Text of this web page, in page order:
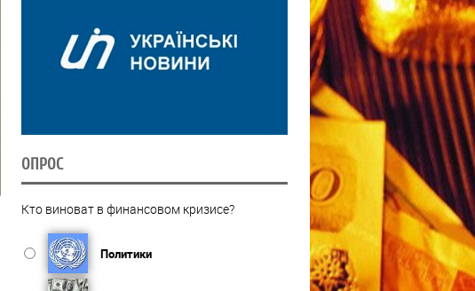
ОПРОС
Кто виноват в финансовом кризисе?
Политики